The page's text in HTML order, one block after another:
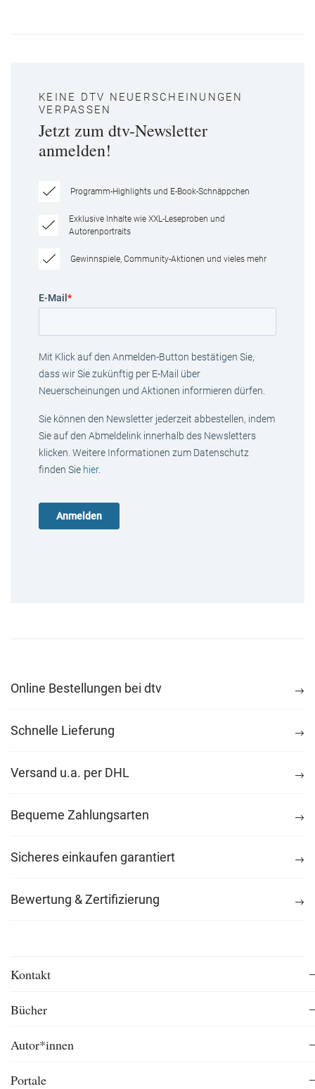
KEINE DTV NEUERSCHEINUNGEN
VERPASSEN
Jetzt zum dtv-Newsletter
anmelden!
Programm-Highlights und E-Book-Schnäppchen
Exklusive Inhalte wie XXL-Leseproben und
Autorenportraits
Gewinnspiele, Community-Aktionen und vieles mehr
E-Mail *
Mit Klick auf den Anmelden-Button bestätigen Sie,
dass wir Sie zukünftig per E-Mail über
Neuerscheinungen und Aktionen informieren dürfen.
Sie können den Newsletter jederzeit abbestellen, indem
Sie auf den Abmeldelink innerhalb des Newsletters
klicken. Weitere Informationen zum Datenschutz
finden Sie hier.
Online Bestellungen bei dtv
Schnelle Lieferung
Versand u.a. per DHL
Bequeme Zahlungsarten
Sicheres einkaufen garantiert
Bewertung & Zertifizierung
Kontakt
Bücher
Autor*innen
Portale